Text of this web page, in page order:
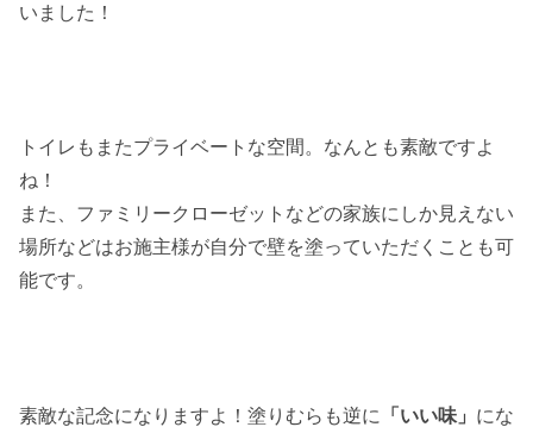
いました！
トイレもまたプライベートな空間。なんとも素敵ですよ
ね！
また、ファミリークローゼットなどの家族にしか見えない
場所などはお施主様が自分で壁を塗っていただくことも可
能です。
素敵な記念になりますよ！塗りむらも逆に 「いい味」 にな